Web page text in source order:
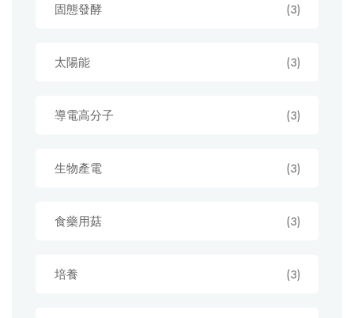
固態發酵 (3)
太陽能 (3)
導電高分子 (3)
生物產電 (3)
食藥用菇 (3)
培養 (3)